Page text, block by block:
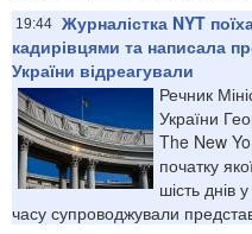
19:44 Журналістка NYT
кадирівцями та написала
України відреагували
Речник
України
The New
початку
шість днів
часу супроводжували